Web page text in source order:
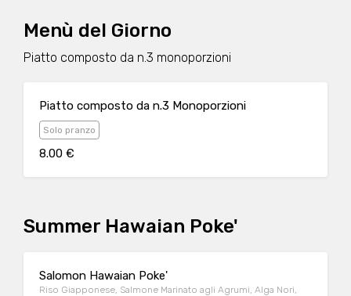
Menù del Giorno
Piatto composto da n.3 monoporzioni
Piatto composto da n.3 Monoporzioni
Solo pranzo
8.00 €
Summer Hawaian Poke'
Salomon Hawaian Poke'
Riso Giapponese, Salmone Marinato agli Agrumi, Alga Nori,